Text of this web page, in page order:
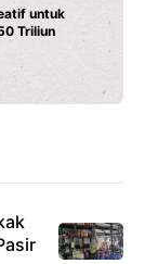
untuk
Triliun